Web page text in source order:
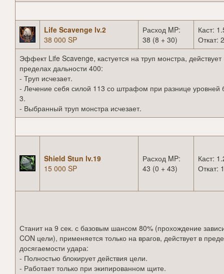
Life Scavenge lv.2
38 000 SP
Расход MP:
38 (8 + 30)
Каст:
Откат:
Эффект Life Scavenge, кастуется на труп монстра, действует
пределах дальности 400:
- Труп исчезает.
- Лечение себя силой 113 со штрафом при разнице уровней
3.
- Выбранный труп монстра исчезает.
Shield Stun lv.19
15 000 SP
Расход MP:
43 (0 + 43)
Каст:
Откат:
Станит на 9 сек. с базовым шансом 80% (прохождение
CON цели), применяется только на врагов, действует в
досягаемости удара:
- Полностью блокирует действия цели.
- Работает только при экипированном щите.